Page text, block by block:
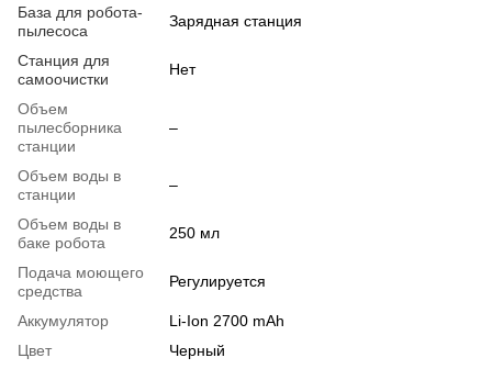
База для робота-
пылесоса
Зарядная станция
Станция для
самоочистки
Нет
Объем
пылесборника
станции
–
Объем воды в
станции
–
Объем воды в
баке робота
250 мл
Подача моющего
средства
Регулируется
Аккумулятор
Li-Ion 2700 mAh
Цвет
Черный